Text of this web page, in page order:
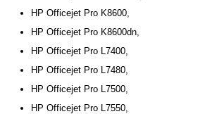
HP Officejet Pro K8600,
HP Officejet Pro K8600dn,
HP Officejet Pro L7400,
HP Officejet Pro L7480,
HP Officejet Pro L7500,
HP Officejet Pro L7550,